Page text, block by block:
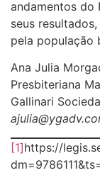
andamentos do
seus
pela população
Ana Julia
Presbiteriana
Gallinari
[1]https://